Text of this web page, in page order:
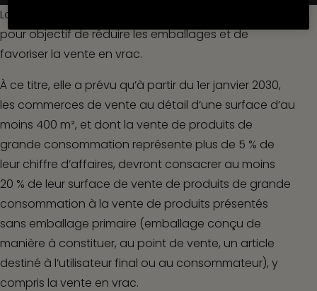
La loi, dite loi « climat », du 22 août 2021 a notamment
pour objectif de réduire les emballages et de
favoriser la vente en vrac.
À ce titre, elle a prévu qu’à partir du 1er janvier 2030,
les commerces de vente au détail d’une surface d’au
moins 400 m², et dont la vente de produits de
grande consommation représente plus de 5 % de
leur chiffre d’affaires, devront consacrer au moins
20 % de leur surface de vente de produits de grande
consommation à la vente de produits présentés
sans emballage primaire (emballage conçu de
manière à constituer, au point de vente, un article
destiné à l’utilisateur final ou au consommateur), y
compris la vente en vrac.